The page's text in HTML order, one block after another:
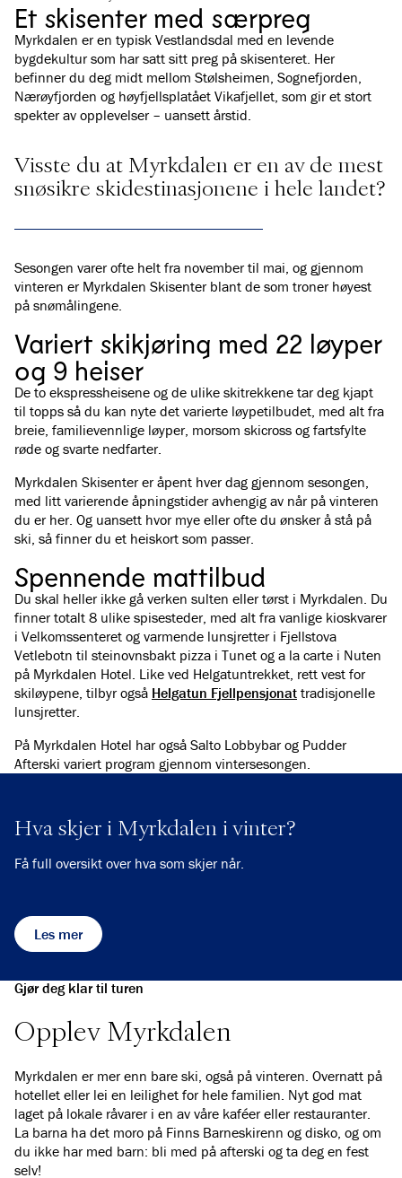
Et skisenter med særpreg
Myrkdalen er en typisk Vestlandsdal med en levende
bygdekultur som har satt sitt preg på skisenteret. Her
befinner du deg midt mellom Stølsheimen, Sognefjorden,
Nærøyfjorden og høyfjellsplatået Vikafjellet, som gir et stort
spekter av opplevelser – uansett årstid.
Visste du at Myrkdalen er en av de mest
snøsikre skidestinasjonene i hele landet?
Sesongen varer ofte helt fra november til mai, og gjennom
vinteren er Myrkdalen Skisenter blant de som troner høyest
på snømålingene.
Variert skikjøring med 22 løyper
og 9 heiser
De to ekspressheisene og de ulike skitrekkene tar deg kjapt
til topps så du kan nyte det varierte løypetilbudet, med alt fra
breie, familievennlige løyper, morsom skicross og fartsfylte
røde og svarte nedfarter.
Myrkdalen Skisenter er åpent hver dag gjennom sesongen,
med litt varierende åpningstider avhengig av når på vinteren
du er her. Og uansett hvor mye eller ofte du ønsker å stå på
ski, så finner du et heiskort som passer.
Spennende mattilbud
Du skal heller ikke gå verken sulten eller tørst i Myrkdalen. Du
finner totalt 8 ulike spisesteder, med alt fra vanlige kioskvarer
i Velkomssenteret og varmende lunsjretter i Fjellstova
Vetlebotn til steinovnsbakt pizza i Tunet og a la carte i Nuten
på Myrkdalen Hotel. Like ved Helgatuntrekket, rett vest for
skiløypene, tilbyr også Helgatun Fjellpensjonat tradisjonelle
lunsjretter.
På Myrkdalen Hotel har også Salto Lobbybar og Pudder
Afterski variert program gjennom vintersesongen.
Hva skjer i Myrkdalen i vinter?
Få full oversikt over hva som skjer når.
Les mer
Gjør deg klar til turen
Opplev Myrkdalen
Myrkdalen er mer enn bare ski, også på vinteren. Overnatt på
hotellet eller lei en leilighet for hele familien. Nyt god mat
laget på lokale råvarer i en av våre kaféer eller restauranter.
La barna ha det moro på Finns Barneskirenn og disko, og om
du ikke har med barn: bli med på afterski og ta deg en fest
selv!